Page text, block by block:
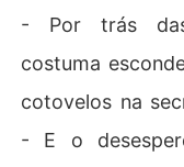
- Por trás das
costuma
cotovelos na
- E o